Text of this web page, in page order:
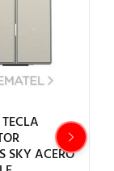
SKY ACERO